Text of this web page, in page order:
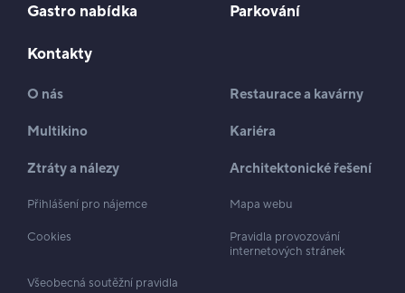
Gastro nabídka Parkování
Kontakty
O nás Restaurace a kavárny
Multikino Kariéra
Ztráty a nálezy Architektonické řešení
Přihlášení pro nájemce Mapa webu
Cookies
Pravidla provozování
internetových stránek
Všeobecná soutěžní pravidla